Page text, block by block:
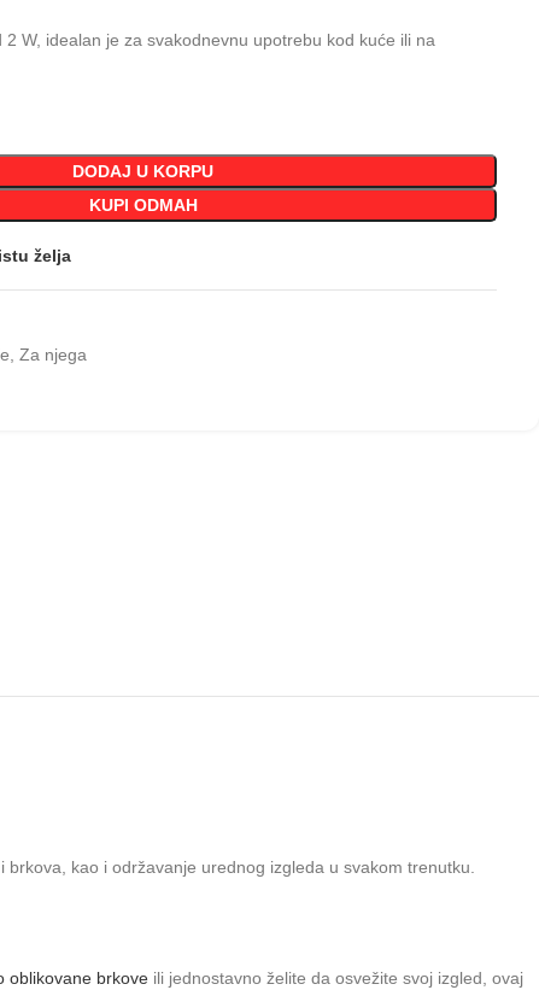
2 W, idealan je za svakodnevnu upotrebu kod kuće ili na
DODAJ U KORPU
KUPI ODMAH
želja
Za njega
kao i održavanje urednog izgleda u svakom trenutku.
oblikovane brkove ili jednostavno želite da osvežite svoj izgled, ovaj